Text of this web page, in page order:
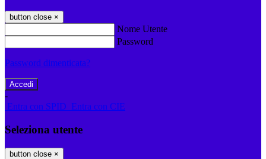
button close ×
Nome Utente
Password
Password dimenticata?
-
Entra con SPID Entra con CIE
Seleziona utente
button close ×